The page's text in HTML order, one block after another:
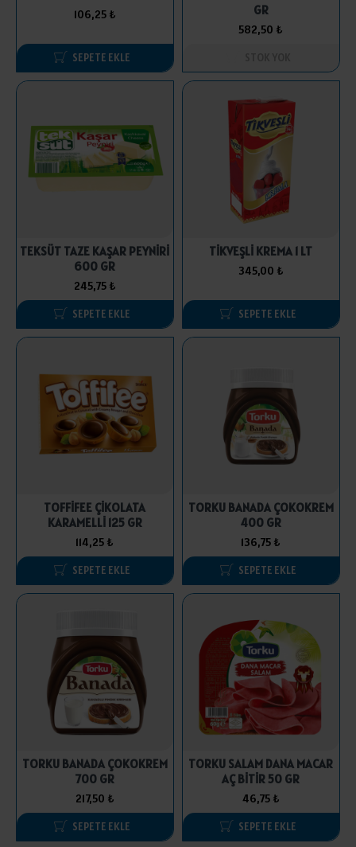
106,25 ₺
SEPETE EKLE
GR
582,50 ₺
TEKSÜT TAZE KAŞAR PEYNİRİ
600 GR
245,75 ₺
SEPETE EKLE
TİKVEŞLİ KREMA 1 LT
345,00 ₺
SEPETE EKLE
TOFFİFEE ÇİKOLATA
KARAMELLİ 125 GR
114,25 ₺
SEPETE EKLE
TORKU BANADA ÇOKOKREM
400 GR
136,75 ₺
SEPETE EKLE
TORKU BANADA ÇOKOKREM
700 GR
217,50 ₺
SEPETE EKLE
TORKU SALAM DANA MACAR
AÇ BİTİR 50 GR
46,75 ₺
SEPETE EKLE